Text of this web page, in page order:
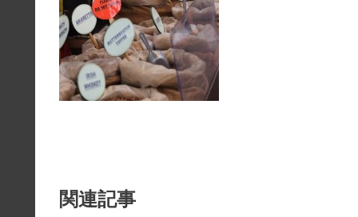
関連記事